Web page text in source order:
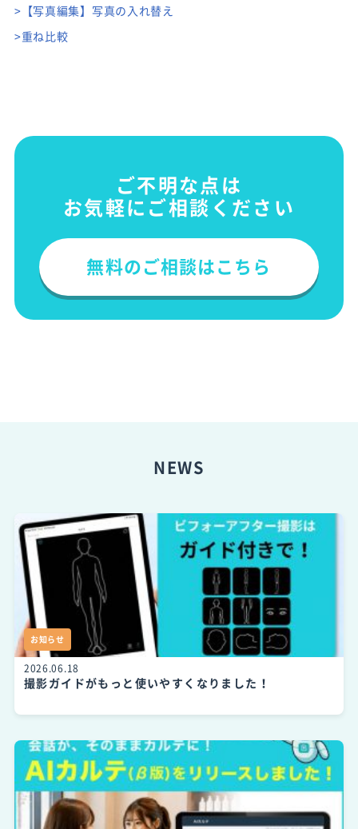
>【写真編集】写真の入れ替え
>重ね比較
ご不明な点は
お気軽にご相談ください
無料のご相談はこちら
NEWS
お知らせ
2026.06.18
撮影ガイドがもっと使いやすくなりました！